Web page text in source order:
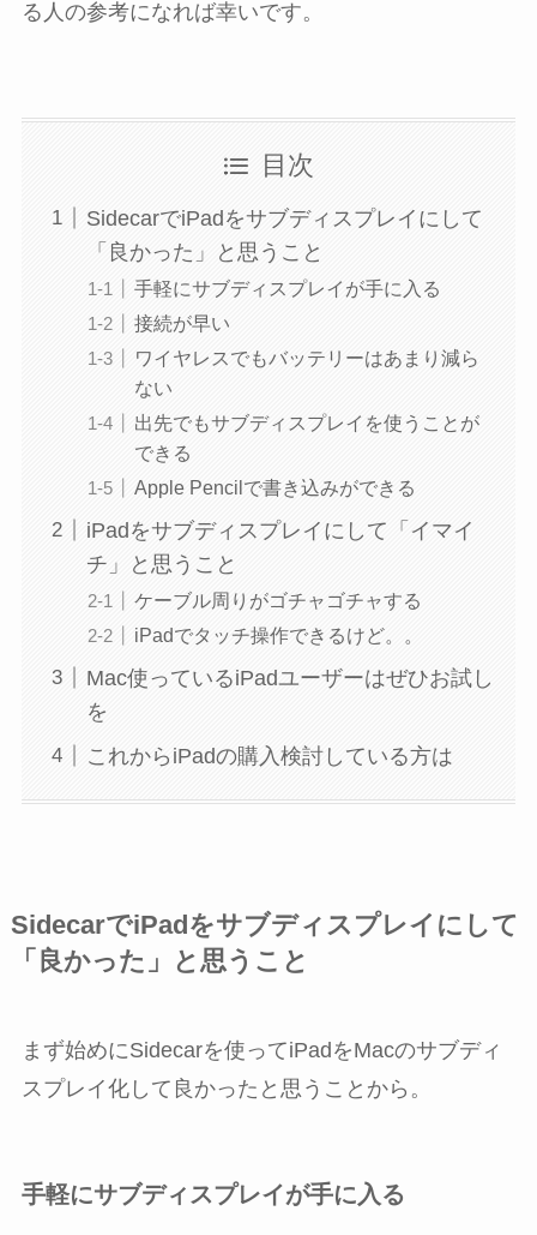
る人の参考になれば幸いです。
目次
SidecarでiPadをサブディスプレイにして
「良かった」と思うこと
手軽にサブディスプレイが手に入る
接続が早い
ワイヤレスでもバッテリーはあまり減ら
ない
出先でもサブディスプレイを使うことが
できる
Apple Pencilで書き込みができる
iPadをサブディスプレイにして「イマイ
チ」と思うこと
ケーブル周りがゴチャゴチャする
iPadでタッチ操作できるけど。。
Mac使っているiPadユーザーはぜひお試し
を
これからiPadの購入検討している方は
SidecarでiPadをサブディスプレイにして
「良かった」と思うこと
まず始めにSidecarを使ってiPadをMacのサブディ
スプレイ化して良かったと思うことから。
手軽にサブディスプレイが手に入る